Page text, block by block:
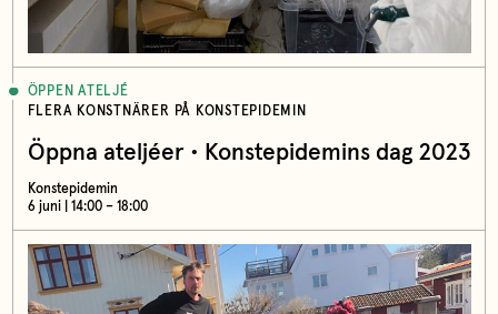
ÖPPEN ATELJÉ
FLERA KONSTNÄRER PÅ KONSTEPIDEMIN
Öppna ateljéer • Konstepidemins dag 2023
Konstepidemin
6 juni | 14:00 – 18:00